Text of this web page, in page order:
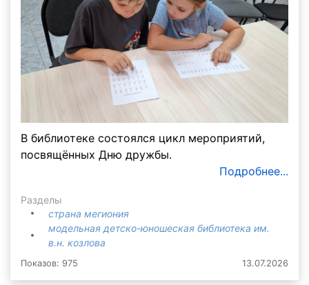
В библиотеке состоялся цикл мероприятий,
посвящённых Дню дружбы.
Подробнее...
Разделы
страна мегиония
модельная детско-юношеская библиотека им.
в.н. козлова
Показов: 975 13.07.2026